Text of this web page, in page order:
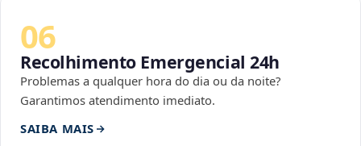
06
Recolhimento Emergencial 24h
Problemas a qualquer hora do dia ou da noite?
Garantimos atendimento imediato.
SAIBA MAIS